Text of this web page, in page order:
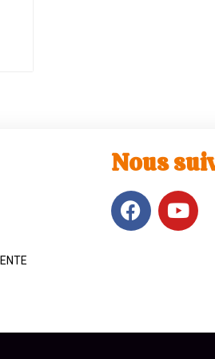
Nous